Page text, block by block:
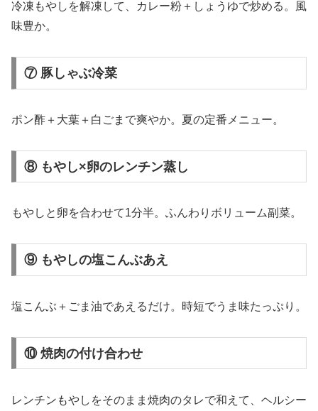
冷凍もやしを解凍して、カレー粉＋しょうゆで炒める。風
味豊か。
⑦ 豚しゃぶ冷菜
ポン酢＋大葉＋白ごまで爽やか。夏の定番メニュー。
⑧ もやし×卵のレンチン蒸し
もやしと卵を合わせて1分半。ふんわりボリューム副菜。
⑨ もやしの塩こんぶあえ
塩こんぶ＋ごま油であえるだけ。時短でうま味たっぷり。
⑩ 焼肉の付け合わせ
レンチンもやしをそのまま焼肉のタレで和えて、ヘルシー